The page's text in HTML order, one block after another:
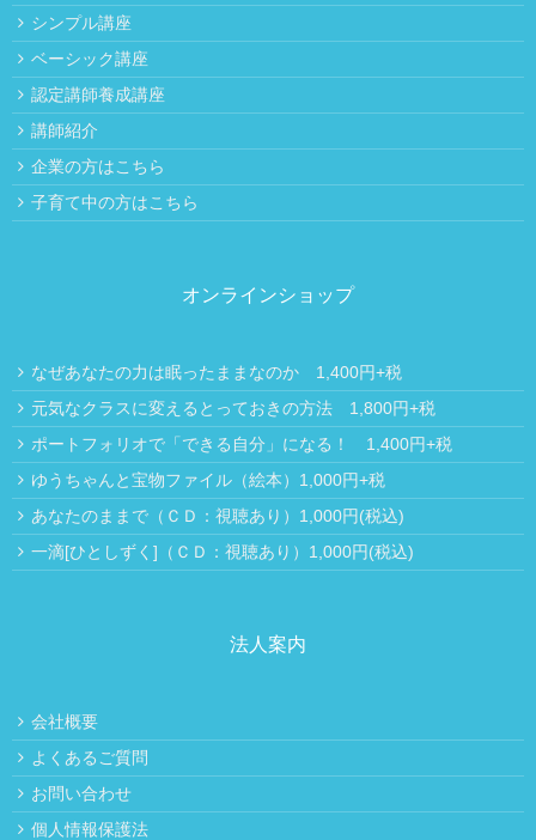
シンプル講座
ベーシック講座
認定講師養成講座
講師紹介
企業の方はこちら
子育て中の方はこちら
オンラインショップ
なぜあなたの力は眠ったままなのか 1,400円+税
元気なクラスに変えるとっておきの方法 1,800円+税
ポートフォリオで「できる自分」になる！ 1,400円+税
ゆうちゃんと宝物ファイル（絵本）1,000円+税
あなたのままで（ＣＤ：視聴あり）1,000円(税込)
一滴[ひとしずく]（ＣＤ：視聴あり）1,000円(税込)
法人案内
会社概要
よくあるご質問
お問い合わせ
個人情報保護法